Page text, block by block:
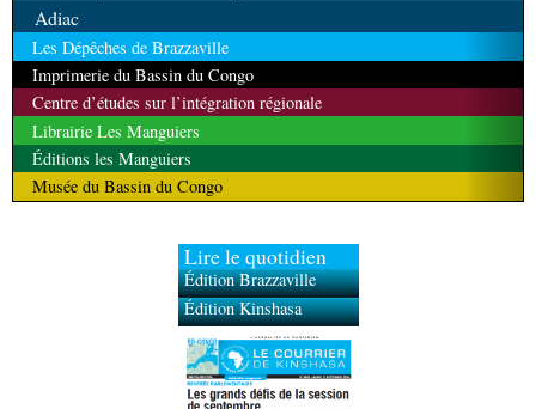
Adiac
Les Dépêches de Brazzaville
Imprimerie du Bassin du Congo
Centre d’études sur l’intégration régionale
Librairie Les Manguiers
Éditions les Manguiers
Musée du Bassin du Congo
Lire le quotidien
Édition Brazzaville
Édition Kinshasa